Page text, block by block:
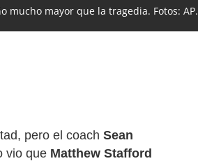
mucho mayor que la tragedia. Fotos: AP.
pero el coach Sean
vio que Matthew Stafford